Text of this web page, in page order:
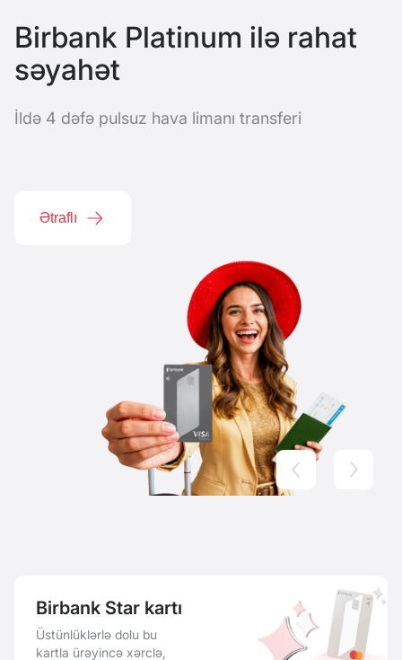
Birbank Platinum ilə rahat
səyahət
İldə 4 dəfə pulsuz hava limanı transferi
Ətraflı
Birbank Star kartı
Üstünlüklərlə dolu bu
kartla ürəyincə xərclə,